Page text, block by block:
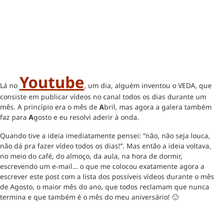
Lá no Youtube, um dia, alguém inventou o VEDA, que
consiste em publicar vídeos no canal todos os dias durante um
mês. A princípio era o mês de Abril, mas agora a galera também
faz para Agosto e eu resolvi aderir à onda.
Quando tive a ideia imediatamente pensei: “não, não seja louca,
não dá pra fazer vídeo todos os dias!”. Mas então a ideia voltava,
no meio do café, do almoço, da aula, na hora de dormir,
escrevendo um e-mail… o que me colocou exatamente agora a
escrever este post com a lista dos possíveis vídeos durante o mês
de Agosto, o maior mês do ano, que todos reclamam que nunca
termina e que também é o mês do meu aniversário! 🙂